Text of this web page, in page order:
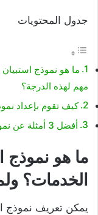
جدول المحتويات
ما هو نموذج
مهم لهذه الدرجة؟
كيف تقوم بإعداد
أفضل 3 أمثلة عن نموذج استبيان رضا العملاء عن الخدمات:
ما هو نموذج
الخدمات؟
يمكن تعريف نموذج